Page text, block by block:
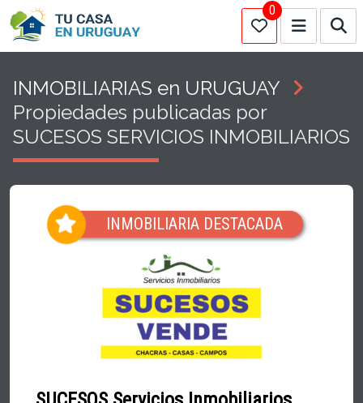
0
INMOBILIARIAS en URUGUAY
Propiedades publicadas por
SUCESOS SERVICIOS INMOBILIARIOS
INMOBILIARIA DESTACADA